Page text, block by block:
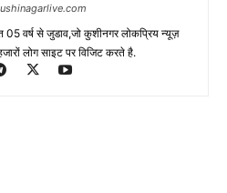
वर्ष से जुडाव,जो कुशीनगर लोकप्रिय न्यूज़
लोग साइट पर विजिट करते है.